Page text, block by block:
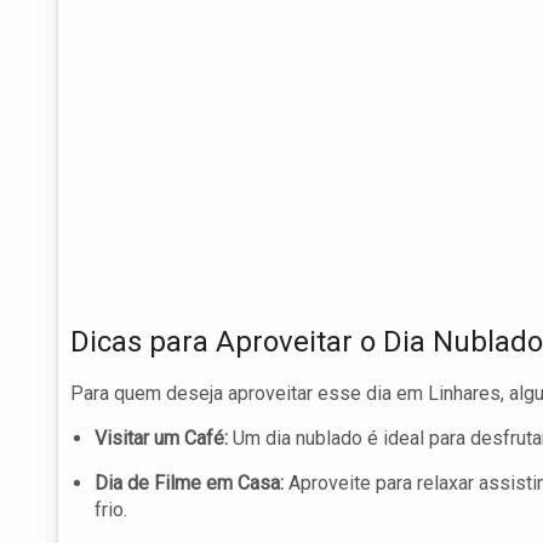
Dicas para Aproveitar o Dia Nublado
Para quem deseja aproveitar esse dia em Linhares,
Visitar um Café: Um dia nublado é ideal para
Dia de Filme em Casa: Aproveite para relaxar
frio.